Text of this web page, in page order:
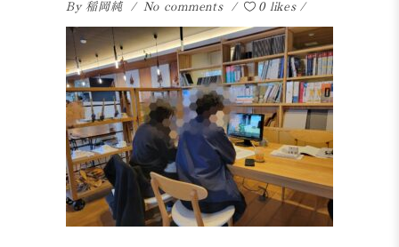
By稲岡純 No comments 0 likes